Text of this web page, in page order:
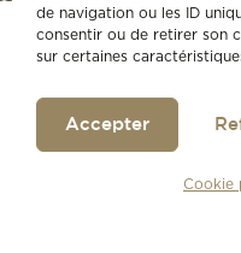
de navigation ou les ID
consentir ou de retirer son
sur certaines
Accepter
Cookie